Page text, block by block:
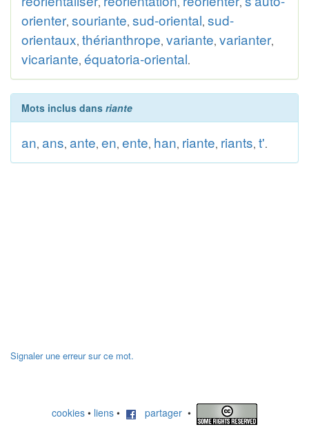
orienter, souriante, sud-oriental, sud-
orientaux, thérianthrope, variante, varianter,
vicariante, équatoria-oriental.
Mots inclus dans riante
an, ans, ante, en, ente, han, riante, riants, t'.
Signaler une erreur sur ce mot.
cookies • liens • partager •